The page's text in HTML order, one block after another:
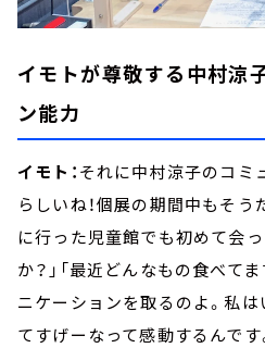
イモトが尊敬する中村涼
ン能力
イモト：それに中村涼子のコミ
らしいね！個展の期間中もそう
に行った児童館でも初めて会
か？」「最近どんなもの食べて
ニケーションを取るのよ。私
てすげーなって感動するんです